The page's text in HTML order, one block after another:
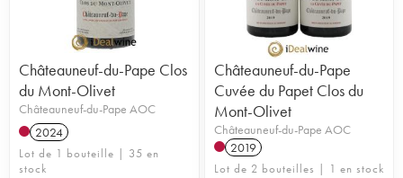
Châteauneuf-du-Pape Clos
du Mont-Olivet
Châteauneuf-du-Pape AOC
2024
Lot de 1 bouteille | 35 en
stock
Châteauneuf-du-Pape
Cuvée du Papet Clos du
Mont-Olivet
Châteauneuf-du-Pape AOC
2019
Lot de 2 bouteilles | 1 en stock